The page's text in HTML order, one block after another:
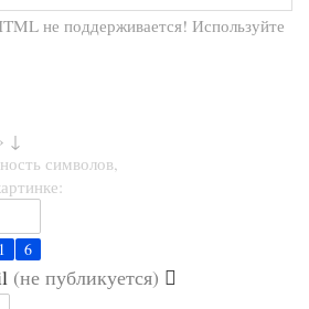
не поддерживается! Используйте
↓
символов,
(не публикуется)